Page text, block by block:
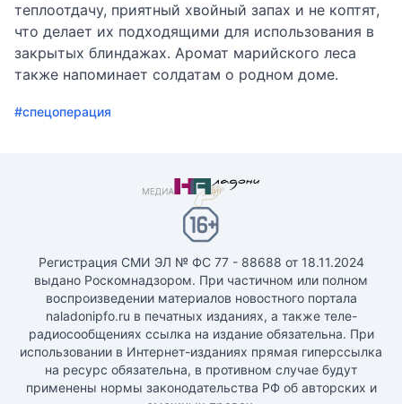
теплоотдачу, приятный хвойный запах и не коптят,
что делает их подходящими для использования в
закрытых блиндажах. Аромат марийского леса
также напоминает солдатам о родном доме.
#спецоперация
Регистрация СМИ ЭЛ № ФС 77 - 88688 от 18.11.2024
выдано Роскомнадзором. При частичном или полном
воспроизведении материалов новостного портала
naladonipfo.ru в печатных изданиях, а также теле-
радиосообщениях ссылка на издание обязательна. При
использовании в Интернет-изданиях прямая гиперссылка
на ресурс обязательна, в противном случае будут
применены нормы законодательства РФ об авторских и